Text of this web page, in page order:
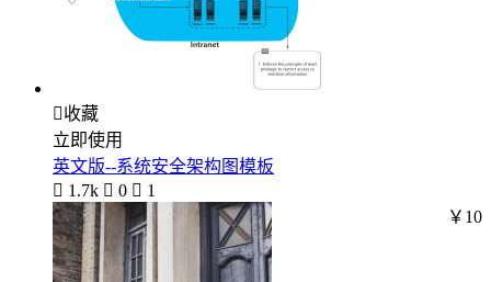
收藏
立即使用
英文版--系统安全架构图模板
 1.7k  0  1
￥10